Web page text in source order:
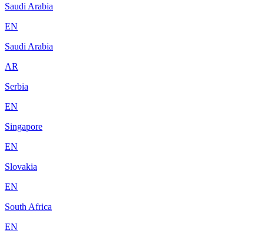
Saudi Arabia
EN
Saudi Arabia
AR
Serbia
EN
Singapore
EN
Slovakia
EN
South Africa
EN